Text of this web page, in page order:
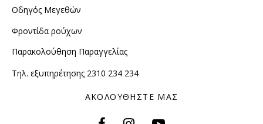
Οδηγός Μεγεθών
Φροντίδα ρούχων
Παρακολούθηση Παραγγελίας
Τηλ. εξυπηρέτησης 2310 234 234
ΑΚΟΛΟΥΘΗΣΤΕ ΜΑΣ